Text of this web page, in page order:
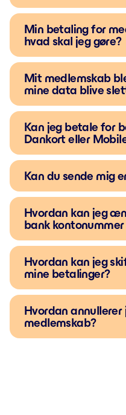
Min betaling for
hvad skal jeg gøre?
Mit medlemskab
mine data blive
Kan jeg betale for
Dankort eller
Kan du sende mig
Hvordan kan jeg
bank kontonummer
Hvordan kan jeg
mine betalinger?
Hvordan annullerer
medlemskab?